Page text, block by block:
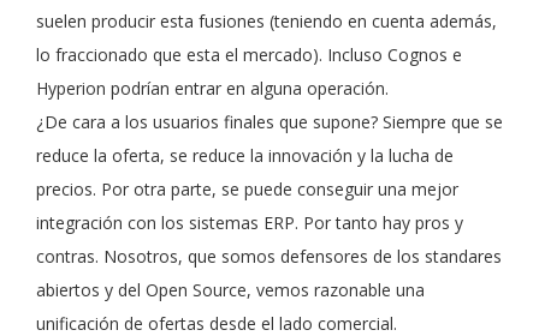
suelen producir esta fusiones (teniendo en cuenta además,
lo fraccionado que esta el mercado). Incluso Cognos e
Hyperion podrían entrar en alguna operación.
¿De cara a los usuarios finales que supone? Siempre que se
reduce la oferta, se reduce la innovación y la lucha de
precios. Por otra parte, se puede conseguir una mejor
integración con los sistemas ERP. Por tanto hay pros y
contras. Nosotros, que somos defensores de los standares
abiertos y del Open Source, vemos razonable una
unificación de ofertas desde el lado comercial.